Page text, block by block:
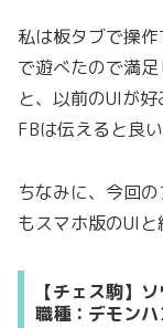
私は板タブで操
で遊べたので満
と、以前のUIが
FBは伝えると良
ちなみに、今回
もスマホ版のUIと
【チェス駒】
職種：デモンハ